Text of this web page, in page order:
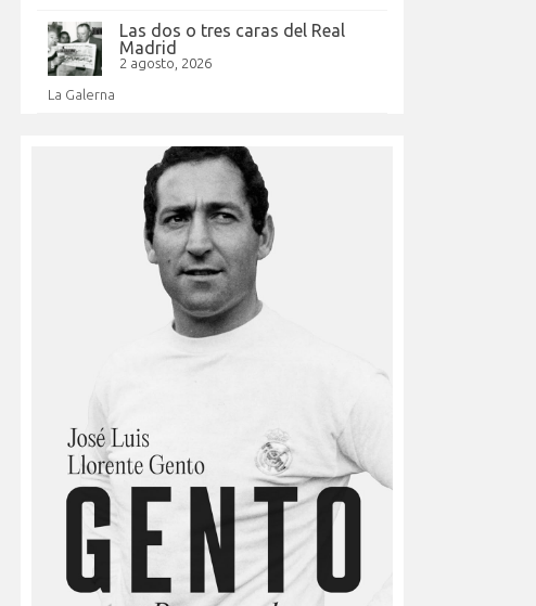
Las dos o tres caras del Real
Madrid
2 agosto, 2026
La Galerna